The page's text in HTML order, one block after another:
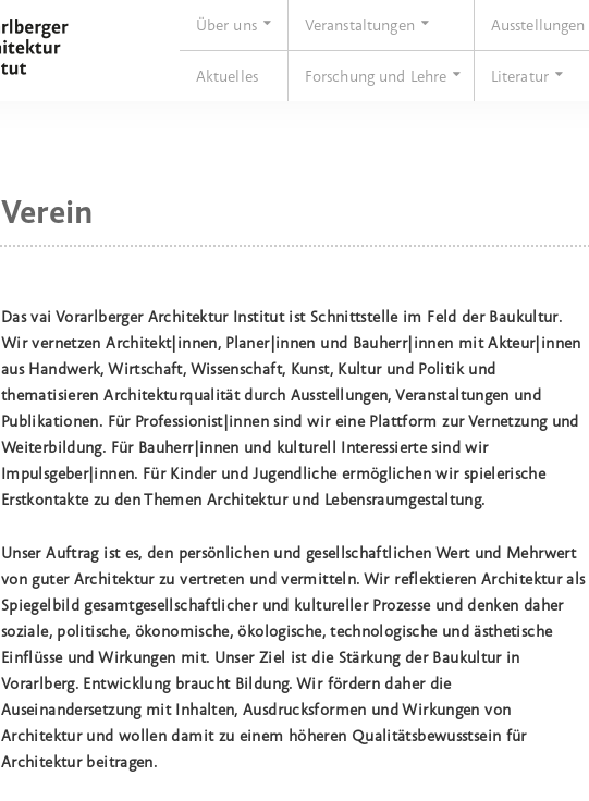
Über uns Veranstaltungen Ausstellungen
Aktuelles Forschung und Lehre Literatur
Verein
Das vai Vorarlberger Architektur Institut ist Schnittstelle im Feld der Baukultur.
Wir vernetzen Architekt|innen, Planer|innen und Bauherr|innen mit Akteur|innen
aus Handwerk, Wirtschaft, Wissenschaft, Kunst, Kultur und Politik und
thematisieren Architekturqualität durch Ausstellungen, Veranstaltungen und
Publikationen. Für Professionist|innen sind wir eine Plattform zur Vernetzung und
Weiterbildung. Für Bauherr|innen und kulturell Interessierte sind wir
Impulsgeber|innen. Für Kinder und Jugendliche ermöglichen wir spielerische
Erstkontakte zu den Themen Architektur und Lebensraumgestaltung.
Unser Auftrag ist es, den persönlichen und gesellschaftlichen Wert und Mehrwert
von guter Architektur zu vertreten und vermitteln. Wir reflektieren Architektur als
Spiegelbild gesamtgesellschaftlicher und kultureller Prozesse und denken daher
soziale, politische, ökonomische, ökologische, technologische und ästhetische
Einflüsse und Wirkungen mit. Unser Ziel ist die Stärkung der Baukultur in
Vorarlberg. Entwicklung braucht Bildung. Wir fördern daher die
Auseinandersetzung mit Inhalten, Ausdrucksformen und Wirkungen von
Architektur und wollen damit zu einem höheren Qualitätsbewusstsein für
Architektur beitragen.